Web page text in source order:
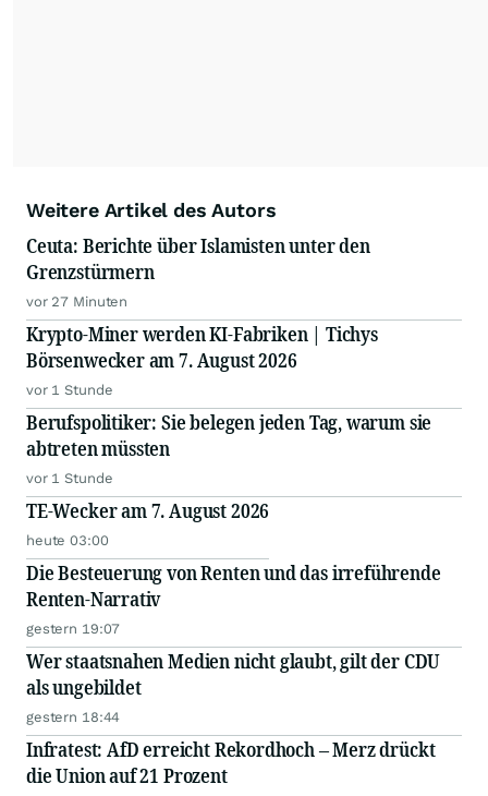
Weitere Artikel des Autors
Ceuta: Berichte über Islamisten unter den
Grenzstürmern
vor 27 Minuten
Krypto-Miner werden KI-Fabriken | Tichys
Börsenwecker am 7. August 2026
vor 1 Stunde
Berufspolitiker: Sie belegen jeden Tag, warum sie
abtreten müssten
vor 1 Stunde
TE-Wecker am 7. August 2026
heute 03:00
Die Besteuerung von Renten und das irreführende
Renten-Narrativ
gestern 19:07
Wer staatsnahen Medien nicht glaubt, gilt der CDU
als ungebildet
gestern 18:44
Infratest: AfD erreicht Rekordhoch – Merz drückt
die Union auf 21 Prozent